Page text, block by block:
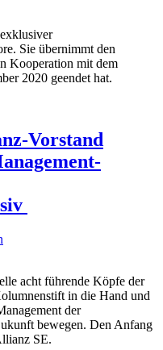
Sie übernimmt den
Kooperation mit dem
2020 geendet hat.
Vorstand
acht führende Köpfe der
in die Hand und
der
bewegen. Den Anfang
SE.